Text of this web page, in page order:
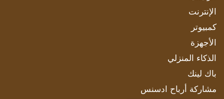
الإنترنت
كمبيوتر
الأجهزة
الذكاء المنزلي
باك لينك
مشاركة أرباح ادسنس